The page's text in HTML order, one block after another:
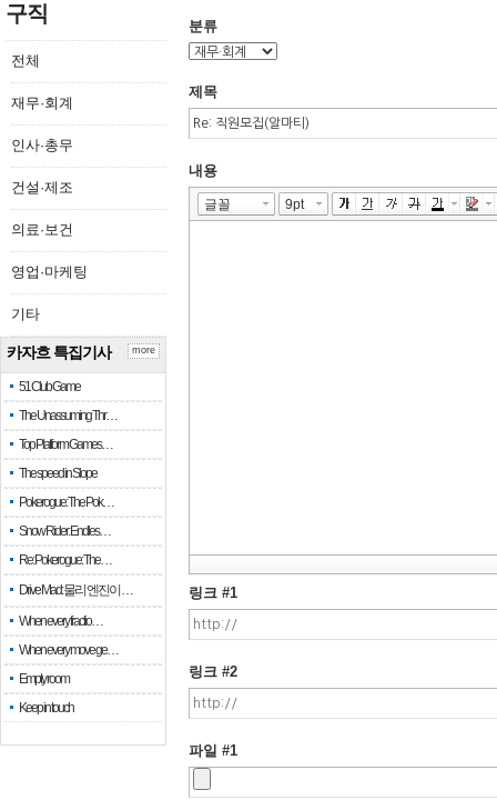
구직
전체
재무·회계
인사·총무
건설·제조
의료·보건
영업·마케팅
기타
카자흐 특집기사
51 Club Game
The Unassuming Thr…
Top Platform Games…
The speed in Slope
Pokerogue: The Pok…
Snow Rider: Endles…
Re: Pokerogue: The…
Drive Mad: 물리 엔진이 …
When every fractio…
When every move ge…
Empty room
Keep in touch
more
분류
제목
내용
링크 #1
링크 #2
파일 #1